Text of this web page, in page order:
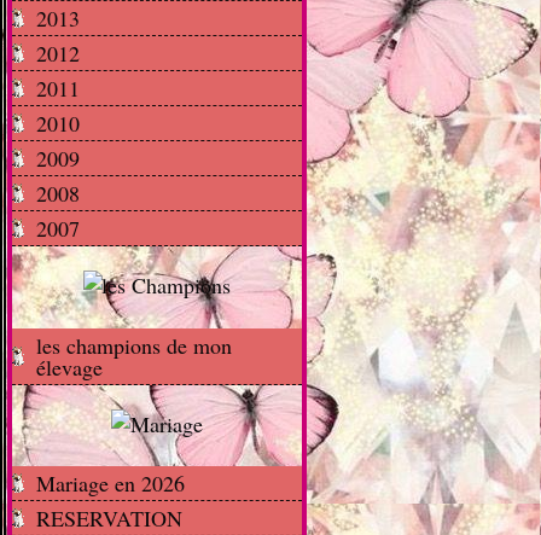
2013
2012
2011
2010
2009
2008
2007
les champions de mon
élevage
Mariage en 2026
RESERVATION